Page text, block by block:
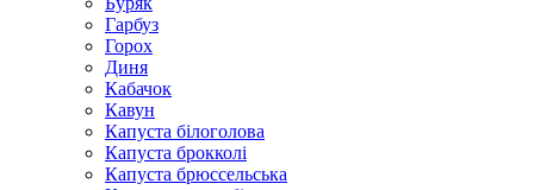
Гарбуз
Горох
Диня
Кабачок
Кавун
Капуста білоголова
Капуста брокколі
Капуста брюссельська